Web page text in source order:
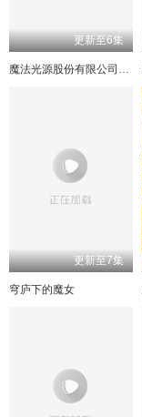
201
213
217
225
232
244
161
173
177
185
189
201
121
133
137
145
149
161
81
93
97
105
109
121
更新至6集
魔法光源股份有限公司第二季
更新至7集
穹庐下的魔女